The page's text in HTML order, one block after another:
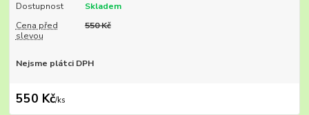
Dostupnost
Skladem
Cena před
slevou
550 Kč
Nejsme plátci DPH
550 Kč/ks